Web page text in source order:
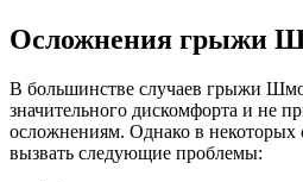
Осложнения грыжи
В большинстве случаев грыжи
значительного дискомфорта и не
осложнениям. Однако в некоторых
вызвать следующие проблемы: